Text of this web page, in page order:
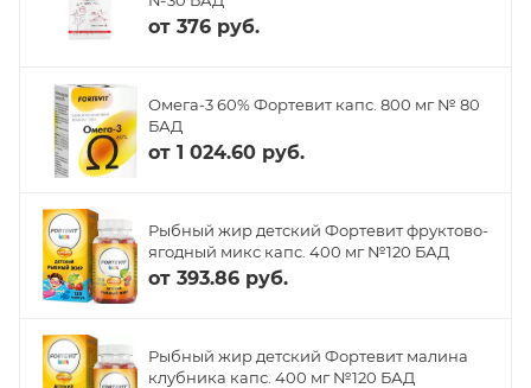
от 376 руб.
Омега-3 60% Фортевит капс. 800 мг № 80
БАД
от 1 024.60 руб.
Рыбный жир детский Фортевит фруктово-
ягодный микс капс. 400 мг №120 БАД
от 393.86 руб.
Рыбный жир детский Фортевит малина
клубника капс. 400 мг №120 БАД